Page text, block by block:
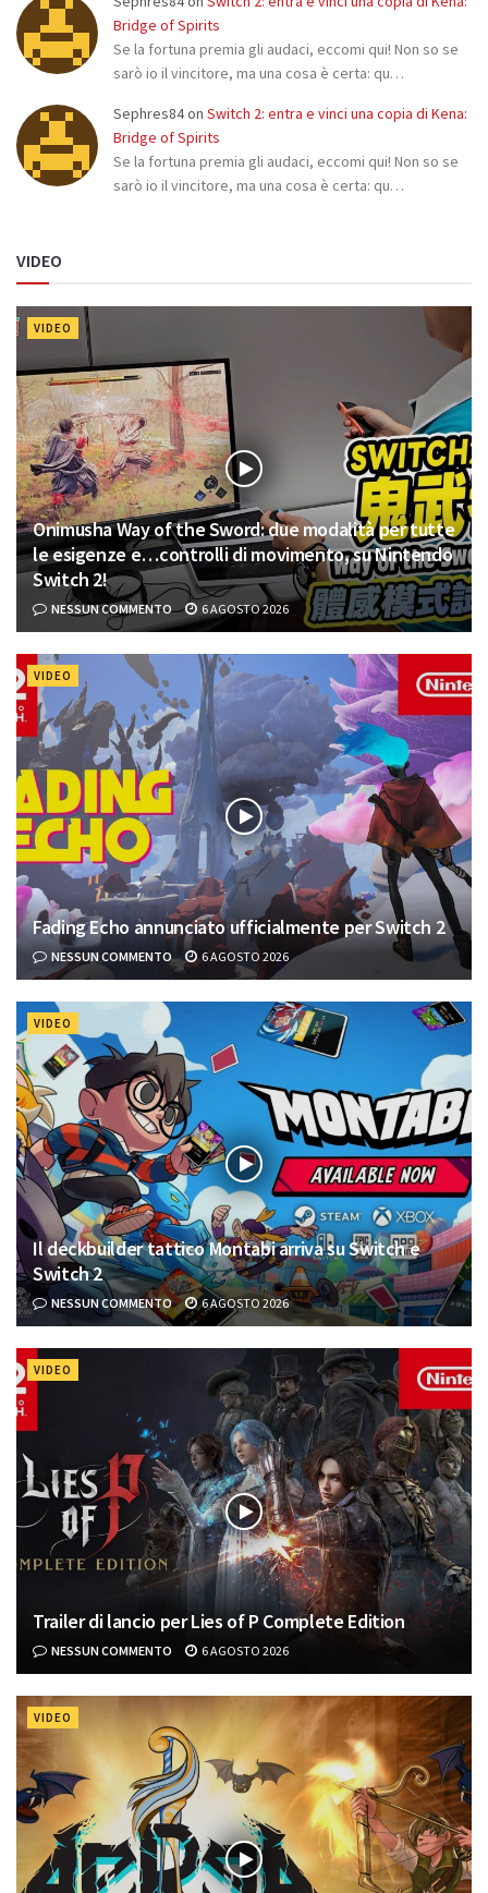
Bridge of Spirits
Se la fortuna premia gli audaci, eccomi qui! Non so se
sarò io il vincitore, ma una cosa è certa: qu…
Sephres84on Switch 2: entra e vinci una copia di Kena:
Bridge of Spirits
Se la fortuna premia gli audaci, eccomi qui! Non so se
sarò io il vincitore, ma una cosa è certa: qu…
VIDEO
VIDEO
Onimusha Way of the Sword: due modalità per tutte
le esigenze e…controlli di movimento, su Nintendo
Switch 2!
NESSUN COMMENTO 6 AGOSTO 2026
VIDEO
Fading Echo annunciato ufficialmente per Switch 2
NESSUN COMMENTO 6 AGOSTO 2026
VIDEO
Il deckbuilder tattico Montabi arriva su Switch e
Switch 2
NESSUN COMMENTO 6 AGOSTO 2026
VIDEO
Trailer di lancio per Lies of P Complete Edition
NESSUN COMMENTO 6 AGOSTO 2026
VIDEO